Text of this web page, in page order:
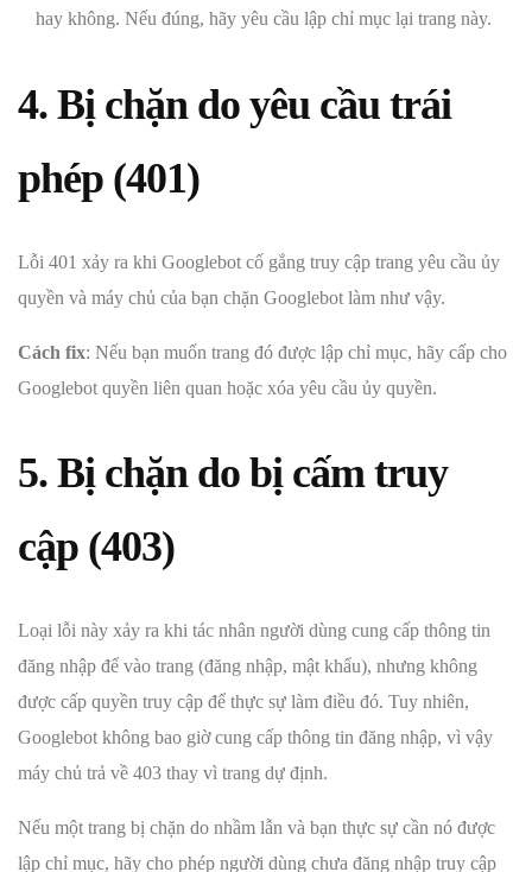
hay không. Nếu đúng, hãy yêu cầu lập chỉ mục lại trang này.
4. Bị chặn do yêu cầu trái
phép (401)
Lỗi 401 xảy ra khi Googlebot cố gắng truy cập trang yêu cầu ủy
quyền và máy chủ của bạn chặn Googlebot làm như vậy.
Cách fix: Nếu bạn muốn trang đó được lập chỉ mục, hãy cấp cho
Googlebot quyền liên quan hoặc xóa yêu cầu ủy quyền.
5. Bị chặn do bị cấm truy
cập (403)
Loại lỗi này xảy ra khi tác nhân người dùng cung cấp thông tin
đăng nhập để vào trang (đăng nhập, mật khẩu), nhưng không
được cấp quyền truy cập để thực sự làm điều đó. Tuy nhiên,
Googlebot không bao giờ cung cấp thông tin đăng nhập, vì vậy
máy chủ trả về 403 thay vì trang dự định.
Nếu một trang bị chặn do nhầm lẫn và bạn thực sự cần nó được
lập chỉ mục, hãy cho phép người dùng chưa đăng nhập truy cập